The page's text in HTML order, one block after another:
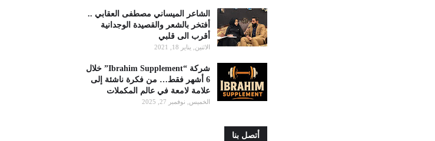
الشاعر الميساني مصطفى العقابي ..
أفتخر بالشعر والقصيدة الوجدانية
أقرب الى قلبي
الاثنين, يناير 18, 2021
شركة “Ibrahim Supplement” خلال
6 أشهر فقط… من فكرة ناشئة إلى
علامة لامعة في عالم المكملات
الخميس, نوفمبر 27, 2025
أتصل بنا